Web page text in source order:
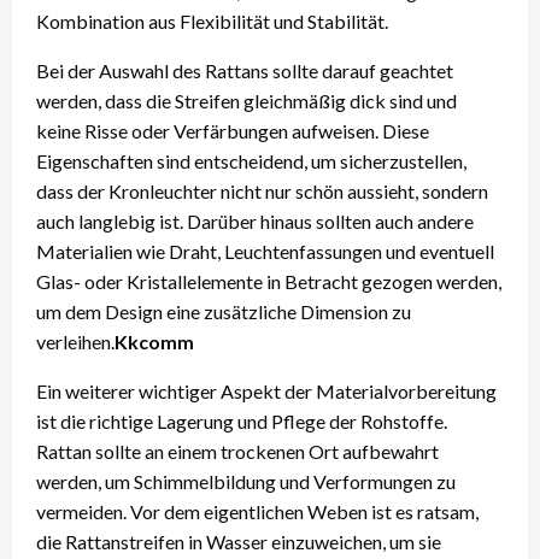
Kombination aus Flexibilität und Stabilität.
Bei der Auswahl des Rattans sollte darauf geachtet
werden, dass die Streifen gleichmäßig dick sind und
keine Risse oder Verfärbungen aufweisen. Diese
Eigenschaften sind entscheidend, um sicherzustellen,
dass der Kronleuchter nicht nur schön aussieht, sondern
auch langlebig ist. Darüber hinaus sollten auch andere
Materialien wie Draht, Leuchtenfassungen und eventuell
Glas- oder Kristallelemente in Betracht gezogen werden,
um dem Design eine zusätzliche Dimension zu
verleihen.Kkcomm
Ein weiterer wichtiger Aspekt der Materialvorbereitung
ist die richtige Lagerung und Pflege der Rohstoffe.
Rattan sollte an einem trockenen Ort aufbewahrt
werden, um Schimmelbildung und Verformungen zu
vermeiden. Vor dem eigentlichen Weben ist es ratsam,
die Rattanstreifen in Wasser einzuweichen, um sie